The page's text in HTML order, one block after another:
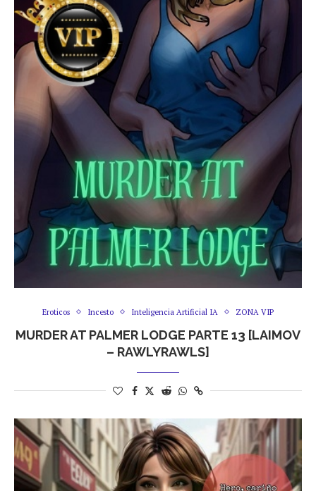
Eroticos Incesto Inteligencia Artificial IA ZONA VIP
MURDER AT PALMER LODGE PARTE 13 [LAIMOV
– RAWLYRAWLS]